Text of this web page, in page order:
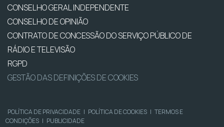
CONSELHO GERAL INDEPENDENTE
CONSELHO DE OPINIÃO
CONTRATO DE CONCESSÃO DO SERVIÇO PÚBLICO DE
RÁDIO E TELEVISÃO
RGPD
GESTÃO DAS DEFINIÇÕES DE COOKIES
POLÍTICA DE PRIVACIDADE | POLÍTICA DE COOKIES | TERMOS E
CONDIÇÕES | PUBLICIDADE